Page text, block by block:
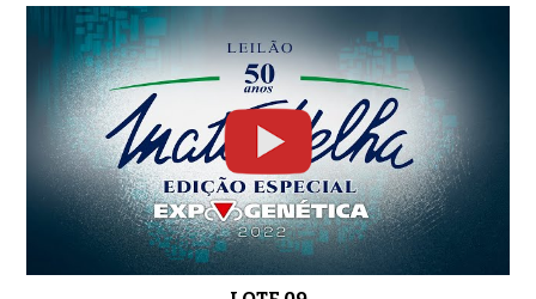
LOTE 26
01:07 LOTE 27
LOTE 28